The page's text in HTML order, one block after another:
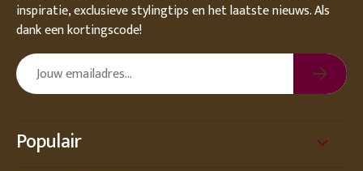
inspiratie, exclusieve stylingtips en het laatste nieuws. Als
dank een kortingscode!
Populair